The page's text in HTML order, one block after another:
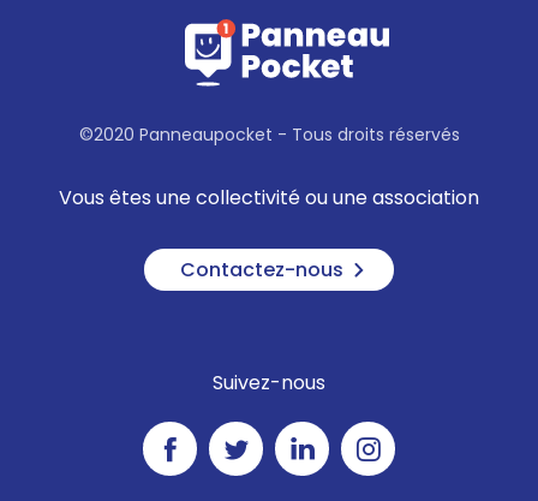
©2020 Panneaupocket - Tous droits réservés
Vous êtes une collectivité ou une association
Contactez-nous
Suivez-nous